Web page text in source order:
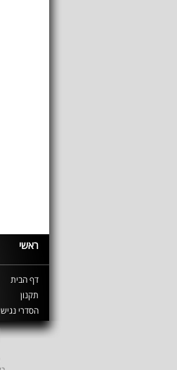
ראשי
דף הבית
תקנון
הסדרי